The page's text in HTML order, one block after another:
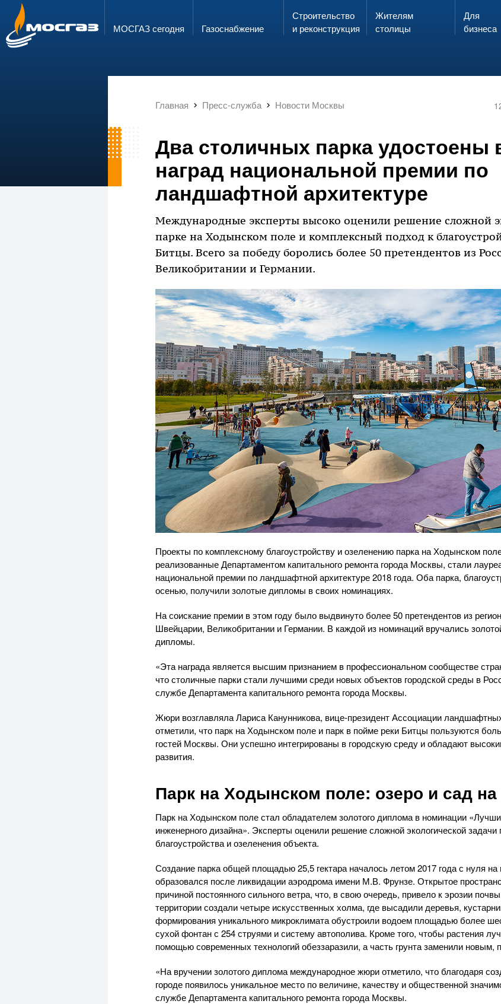
ГОРЯЧАЯ ЛИНИЯ
8 800 700 71 04 info@mos-gaz.ru
МОСГАЗ сегодня Газо­снабжение
Строительство
и реконструкция
Жителям
столицы
Для
бизнеса
Главная Пресс-служба Новости Москвы
Два столичных парка
наград национальной премии по
ландшафтной архитектуре
Международные эксперты высоко оценили решение сложной
парке на Ходынском поле и комплексный подход к
Битцы. Всего за победу боролись более 50 претендентов из
Великобритании и Германии.
Проекты по комплексному благоустройству и озеленению парка на Ходынском
реализованные Департаментом капитального ремонта города Москвы, стали
национальной премии по ландшафтной архитектуре 2018 года. Оба парка,
осенью, получили золотые дипломы в своих номинациях.
На соискание премии в этом году было выдвинуто более 50 претендентов из
Швейцарии, Великобритании и Германии. В каждой из номинаций вручались
дипломы.
«Эта награда является высшим признанием в профессиональном сообществе
что столичные парки стали лучшими среди новых объектов городской среды в
службе Департамента капитального ремонта города Москвы.
Жюри возглавляла Лариса Канунникова, вице-президент Ассоциации
отметили, что парк на Ходынском поле и парк в пойме реки Битцы пользуются
гостей Москвы. Они успешно интегрированы в городскую среду и обладают
развития.
Парк на Ходынском поле: озеро и сад
Парк на Ходынском поле стал обладателем золотого диплома в номинации
инженерного дизайна». Эксперты оценили решение сложной экологической задачи
благоустройства и озеленения объекта.
Создание парка общей площадью 25,5 гектара началось летом 2017 года с нуля
образовался после ликвидации аэродрома имени М.В. Фрунзе. Открытое
причиной постоянного сильного ветра, что, в свою очередь, привело к эрозии
территории создали четыре искусственных холма, где высадили деревья,
формирования уникального микроклимата обустроили водоем площадью более
сухой фонтан с 254 струями и систему автополива. Кроме того, чтобы растения
помощью современных технологий обеззаразили, а часть грунта заменили
«На вручении золотого диплома международное жюри отметило, что благодаря
городе появилось уникальное место по величине, качеству и общественной
службе Департамента капитального ремонта города Москвы.